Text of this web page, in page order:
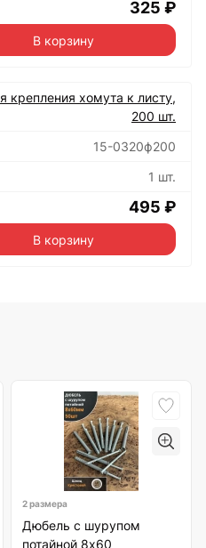
325 ₽
В корзину
крепления хомута к листу,
200 шт.
15-0320ф200
1 шт.
495 ₽
В корзину
2 размера
Дюбель с шурупом
потайной 8х60